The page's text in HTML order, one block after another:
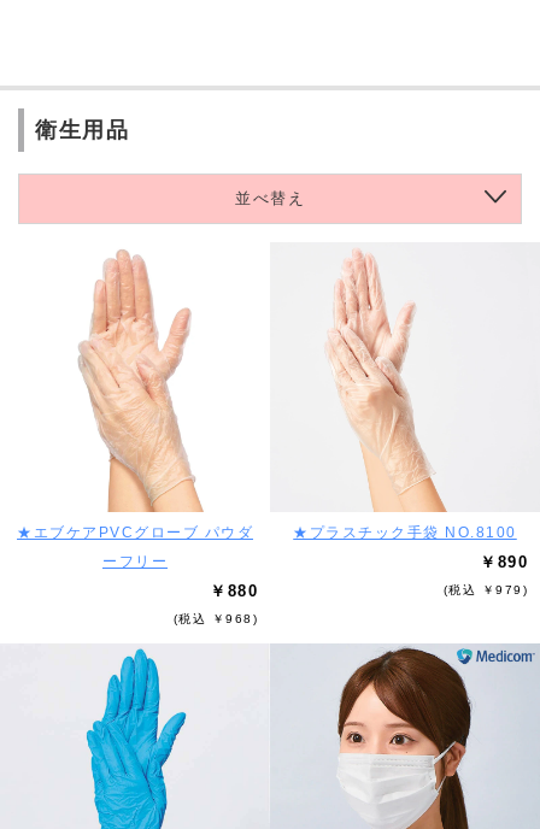
衛生用品
並べ替え
★エブケアPVCグローブ パウダ
ーフリー
￥880
(税込 ￥968)
★プラスチック手袋 NO.8100
￥890
(税込 ￥979)